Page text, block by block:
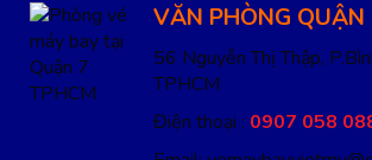
VĂN PHÒNG QUẬN
56 Nguyễn Thị Thập,
TPHCM
Điện thoại : 0907 058